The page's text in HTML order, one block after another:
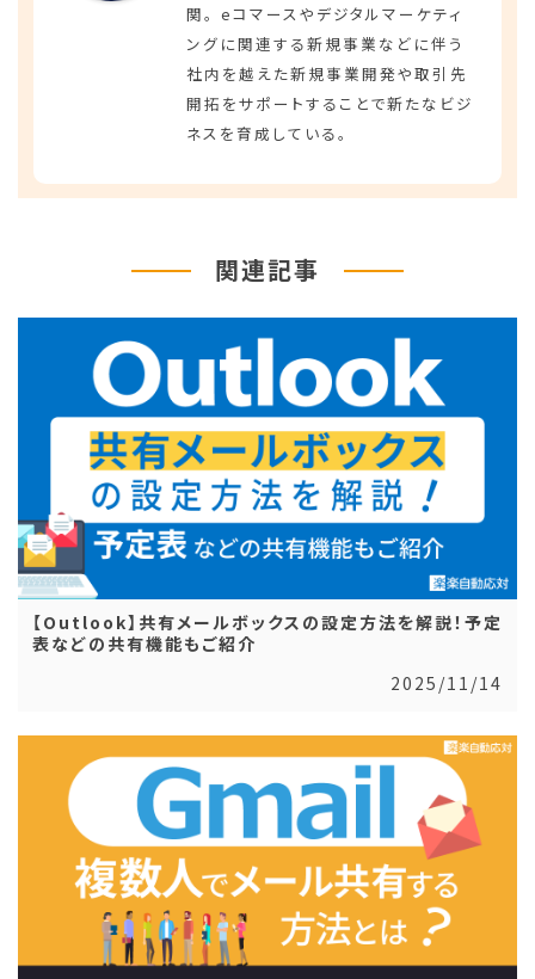
関。 eコマースやデジタルマーケティ
ングに関連する新規事業などに伴う
社内を越えた新規事業開発や取引先
開拓をサポートすることで新たなビジ
ネスを育成している。
関連記事
【Outlook】共有メールボックスの設定方法を解説！予定
表などの共有機能もご紹介
2025/11/14